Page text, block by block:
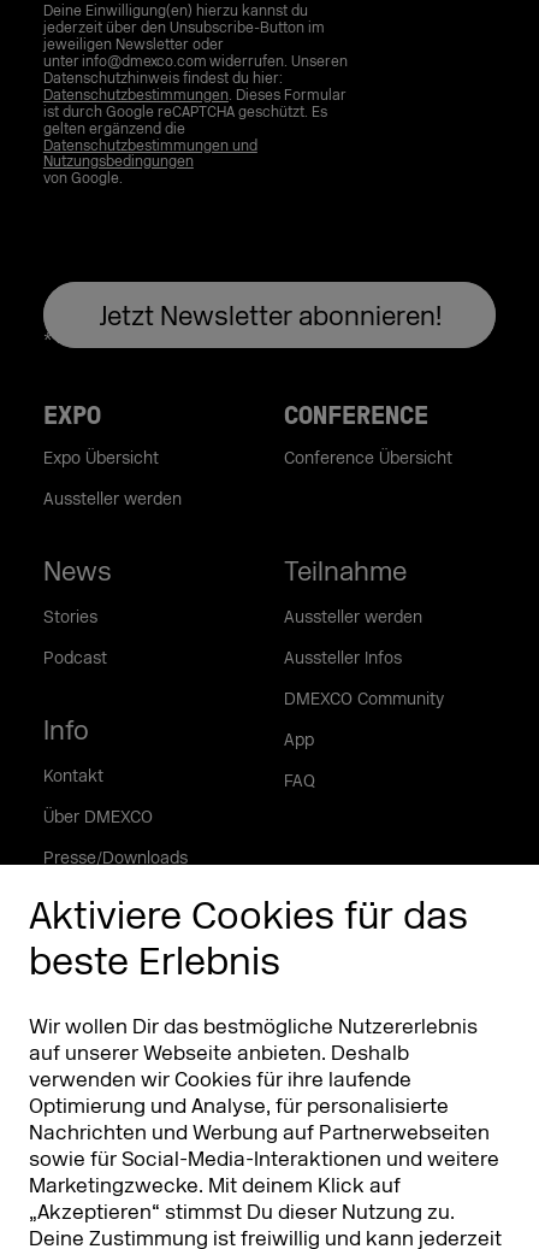
Aktiviere Cookies für das
beste Erlebnis
Wir wollen Dir das bestmögliche Nutzererlebnis
auf unserer Webseite anbieten. Deshalb
verwenden wir Cookies für ihre laufende
Optimierung und Analyse, für personalisierte
Nachrichten und Werbung auf Partnerwebseiten
sowie für Social-Media-Interaktionen und weitere
Marketingzwecke. Mit deinem Klick auf
„Akzeptieren“ stimmst Du dieser Nutzung zu.
Deine Zustimmung ist freiwillig und kann jederzeit
Deine Einwilligung(en) hierzu kannst du
jederzeit über den Unsubscribe-Button im
jeweiligen Newsletter oder
unter info@dmexco.com widerrufen. Unseren
Datenschutzhinweis findest du hier:
Datenschutzbestimmungen. Dieses Formular
ist durch Google reCAPTCHA geschützt. Es
gelten ergänzend die
Datenschutzbestimmungen und
Nutzungsbedingungen
von Google.
EXPO
Expo Übersicht
Aussteller werden
CONFERENCE
Conference Übersicht
News
Stories
Podcast
Info
Kontakt
Über DMEXCO
Presse/Downloads
Phishing Alarm
Teilnahme
Aussteller werden
Aussteller Infos
DMEXCO Community
App
FAQ
Partner
Partner & Sponsoren DMEXCO Asia